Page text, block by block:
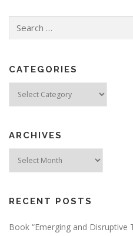
for:
CATEGORIES
ARCHIVES
RECENT POSTS
Book “Emerging and Disruptive